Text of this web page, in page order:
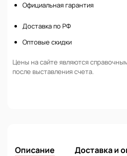
Официальная гарантия
Доставка по РФ
Оптовые скидки
Цены на сайте являются
после выставления счета.
Описание Доставка и